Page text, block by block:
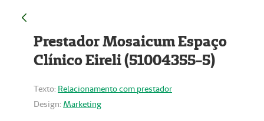
Prestador Mosaicum Espaço
Clínico Eireli (51004355-5)
Texto: Relacionamento com prestador
Design: Marketing